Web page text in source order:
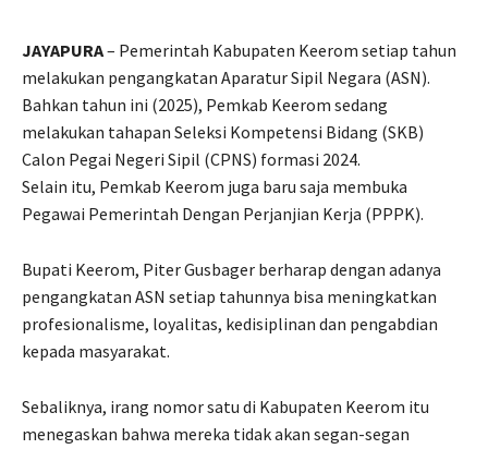
JAYAPURA– Pemerintah Kabupaten Keerom setiap tahun
melakukan pengangkatan Aparatur Sipil Negara (ASN).
Bahkan tahun ini (2025), Pemkab Keerom sedang
melakukan tahapan Seleksi Kompetensi Bidang (SKB)
Calon Pegai Negeri Sipil (CPNS) formasi 2024.
Selain itu, Pemkab Keerom juga baru saja membuka
Pegawai Pemerintah Dengan Perjanjian Kerja (PPPK).
Bupati Keerom, Piter Gusbager berharap dengan adanya
pengangkatan ASN setiap tahunnya bisa meningkatkan
profesionalisme, loyalitas, kedisiplinan dan pengabdian
kepada masyarakat.
Sebaliknya, irang nomor satu di Kabupaten Keerom itu
menegaskan bahwa mereka tidak akan segan-segan